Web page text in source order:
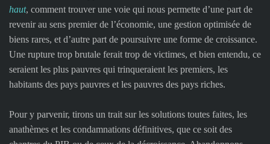
haut, comment trouver une voie qui nous permette d’une part de
revenir au sens premier de l’économie, une gestion optimisée de
biens rares, et d’autre part de poursuivre une forme de croissance.
Une rupture trop brutale ferait trop de victimes, et bien entendu, ce
seraient les plus pauvres qui trinqueraient les premiers, les
habitants des pays pauvres et les pauvres des pays riches.
Pour y parvenir, tirons un trait sur les solutions toutes faites, les
anathèmes et les condamnations définitives, que ce soit des